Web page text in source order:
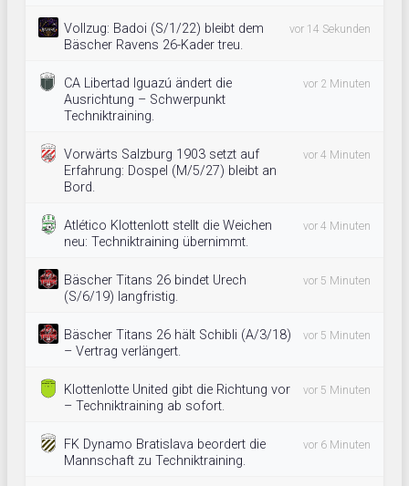
Vollzug: Badoi (S/1/22) bleibt dem
Bäscher Ravens 26-Kader treu.
vor 14 Sekunden
CA Libertad Iguazú ändert die
Ausrichtung – Schwerpunkt
Techniktraining.
vor 2 Minuten
Vorwärts Salzburg 1903 setzt auf
Erfahrung: Dospel (M/5/27) bleibt an
Bord.
vor 4 Minuten
Atlético Klottenlott stellt die Weichen
neu: Techniktraining übernimmt.
vor 4 Minuten
Bäscher Titans 26 bindet Urech
(S/6/19) langfristig.
vor 5 Minuten
Bäscher Titans 26 hält Schibli (A/3/18)
– Vertrag verlängert.
vor 5 Minuten
Klottenlotte United gibt die Richtung vor
– Techniktraining ab sofort.
vor 5 Minuten
FK Dynamo Bratislava beordert die
Mannschaft zu Techniktraining.
vor 6 Minuten